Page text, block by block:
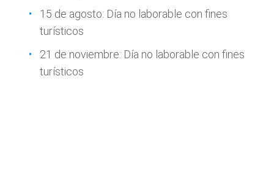
15 de agosto: Día no laborable con fines
turísticos
21 de noviembre: Día no laborable con fines
turísticos